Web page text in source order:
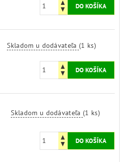
Skladom u dodávateľa(1 ks)
Skladom u dodávateľa(1 ks)